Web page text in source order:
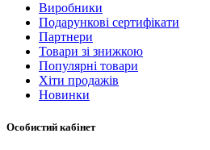
Виробники
Подарункові сертифікати
Партнери
Товари зі знижкою
Популярні товари
Хіти продажів
Новинки
Особистий кабінет